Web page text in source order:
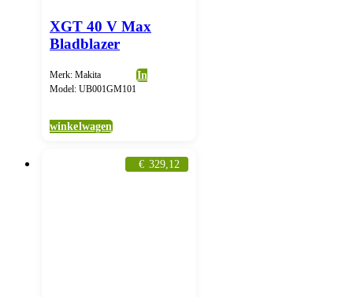
XGT 40 V Max
Bladblazer
Merk: Makita
Model: UB001GM101
In
winkelwagen
€ 329,12